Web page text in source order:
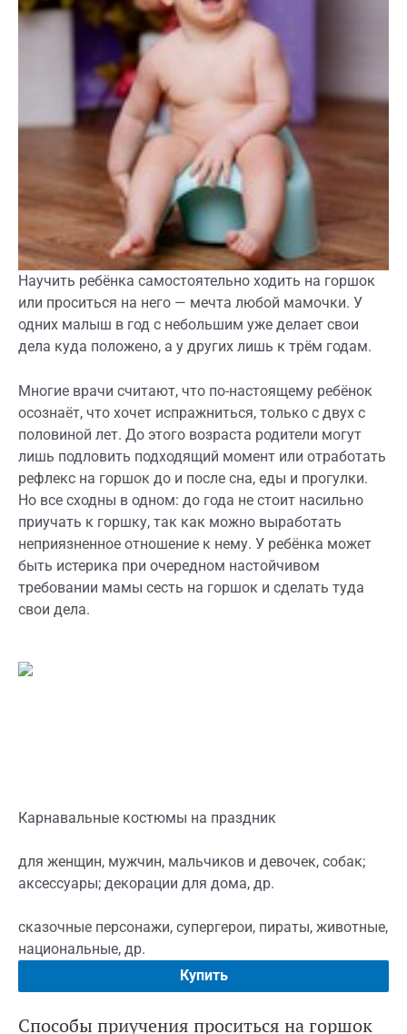
Научить ребёнка самостоятельно ходить на горшок
или проситься на него — мечта любой мамочки. У
одних малыш в год с небольшим уже делает свои
дела куда положено, а у других лишь к трём годам.
Многие врачи считают, что по-настоящему ребёнок
осознаёт, что хочет испражниться, только с двух с
половиной лет. До этого возраста родители могут
лишь подловить подходящий момент или отработать
рефлекс на горшок до и после сна, еды и прогулки.
Но все сходны в одном: до года не стоит насильно
приучать к горшку, так как можно выработать
неприязненное отношение к нему. У ребёнка может
быть истерика при очередном настойчивом
требовании мамы сесть на горшок и сделать туда
свои дела.
Карнавальные костюмы на праздник
для женщин, мужчин, мальчиков и девочек, собак;
аксессуары; декорации для дома, др.
сказочные персонажи, супергерои, пираты, животные,
национальные, др.
Купить
Способы приучения проситься на горшок